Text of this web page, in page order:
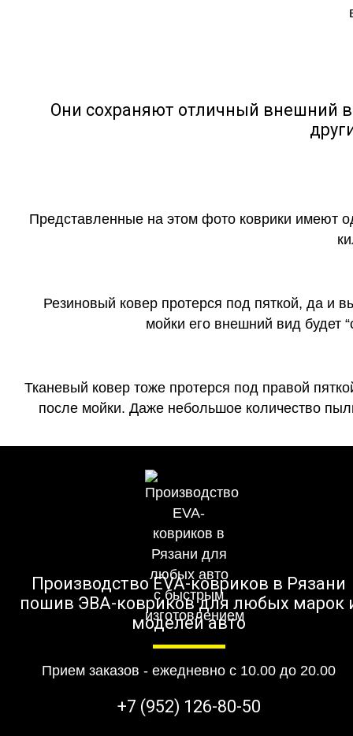
Они сохраняют отличный внешний
Представленные на этом фото коврики имеют
Резиновый ковер протерся под пяткой, да и
мойки его внешний вид будет
Тканевый ковер тоже протерся под правой
после мойки. Даже небольшое количество
Производство EVA-ковриков в Рязани
пошив ЭВА-ковриков для любых марок
моделей авто
Прием заказов - ежедневно с 10.00 до 20.00
+7 (952) 126-80-50